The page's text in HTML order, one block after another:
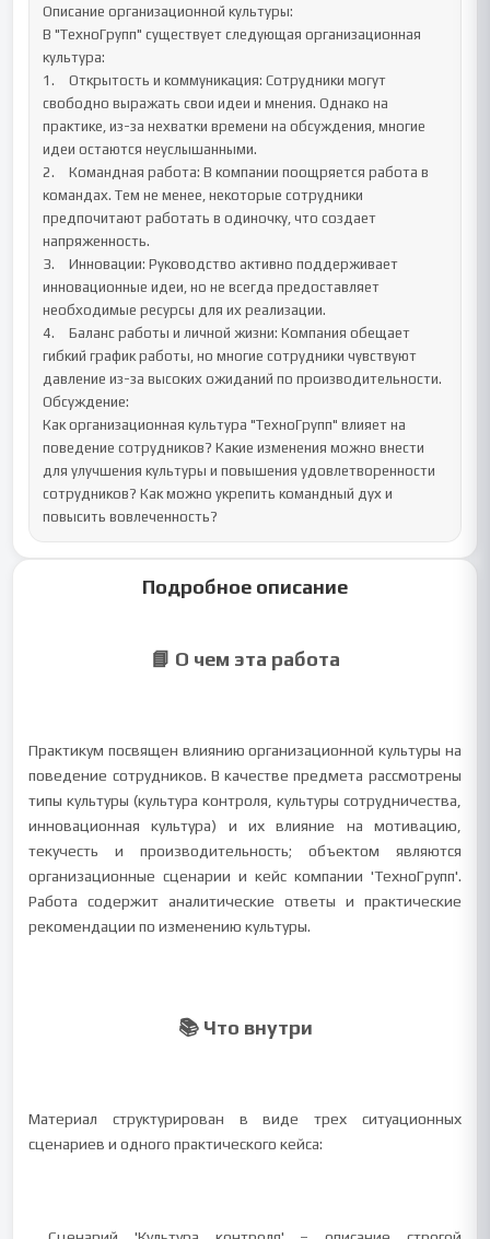
Описание организационной культуры:
В "ТехноГрупп" существует следующая организационная
культура:
1.	Открытость и коммуникация: Сотрудники могут
свободно выражать свои идеи и мнения. Однако на
практике, из-за нехватки времени на обсуждения, многие
идеи остаются неуслышанными.
2.	Командная работа: В компании поощряется работа в
командах. Тем не менее, некоторые сотрудники
предпочитают работать в одиночку, что создает
напряженность.
3.	Инновации: Руководство активно поддерживает
инновационные идеи, но не всегда предоставляет
необходимые ресурсы для их реализации.
4.	Баланс работы и личной жизни: Компания обещает
гибкий график работы, но многие сотрудники чувствуют
давление из-за высоких ожиданий по производительности.
Обсуждение:
Как организационная культура "ТехноГрупп" влияет на
поведение сотрудников? Какие изменения можно внести
для улучшения культуры и повышения удовлетворенности
сотрудников? Как можно укрепить командный дух и
повысить вовлеченность?
Подробное описание
📘 О чем эта работа
Практикум посвящен влиянию организационной культуры на
поведение сотрудников. В качестве предмета рассмотрены
типы культуры (культура контроля, культуры сотрудничества,
инновационная культура) и их влияние на мотивацию,
текучесть и производительность; объектом являются
организационные сценарии и кейс компании 'ТехноГрупп'.
Работа содержит аналитические ответы и практические
рекомендации по изменению культуры.
📚 Что внутри
Материал структурирован в виде трех ситуационных
сценариев и одного практического кейса: